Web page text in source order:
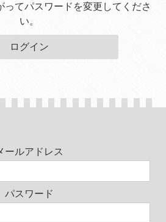
ってパスワードを変更してくださ
い。
ログイン
ールアドレス
パスワード